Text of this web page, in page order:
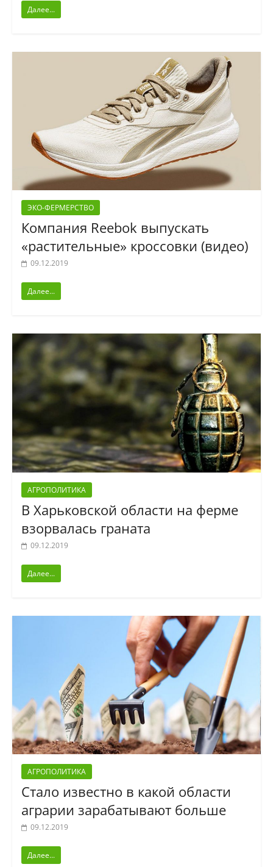
Далее...
ЭКО-ФЕРМЕРСТВО
Компания Reebok выпускать
«растительные» кроссовки (видео)
09.12.2019
Далее...
АГРОПОЛИТИКА
В Харьковской области на ферме
взорвалась граната
09.12.2019
Далее...
АГРОПОЛИТИКА
Стало известно в какой области
аграрии зарабатывают больше
09.12.2019
Далее...